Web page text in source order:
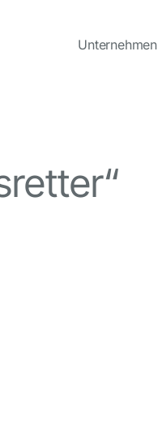
Unternehmen